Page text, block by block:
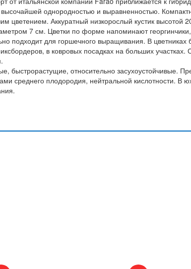
однородностью и выравненностью.
цветением. Аккуратный низкорослый кустик высотой
7 см. Цветки по форме напоминают
подходит для горшечного выращивания. В цветниках
в ковровых посадках на больших участках.
быстрорастущие, относительно засухоустойчивые.
среднего плодородия, нейтральной кислотности. В